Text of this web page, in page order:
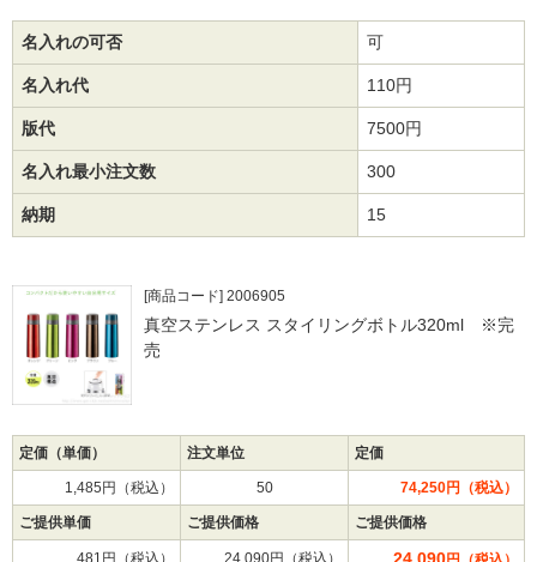
名入れの可否 可
名入れ代 110円
版代 7500円
名入れ最小注文数 300
納期 15
[商品コード] 2006905
真空ステンレス スタイリングボトル320ml ※完
売
定価（単価） 注文単位 定価
1,485円（税込） 50 74,250円（税込）
ご提供単価 ご提供価格 ご提供価格
481円（税込） 24,090円（税込） 24,090